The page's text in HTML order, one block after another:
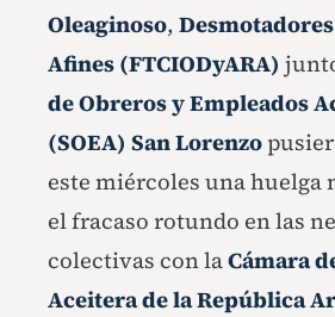
Oleaginoso,
Afines (FTCIODyARA)
de Obreros y Empleados
(SOEA) San Lorenzo
este miércoles una huelga
el fracaso rotundo en las
colectivas con laCámara
Aceitera de la República